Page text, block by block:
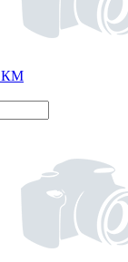
КМ